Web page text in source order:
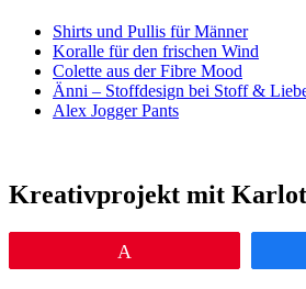
Shirts und Pullis für Männer
Koralle für den frischen Wind
Colette aus der Fibre Mood
Änni – Stoffdesign bei Stoff &
Alex Jogger Pants
Kreativprojekt mit